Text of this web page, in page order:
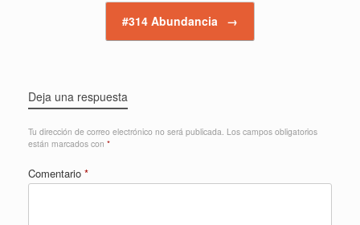
#314 Abundancia →
Deja una respuesta
Tu dirección de correo electrónico no será publicada. Los campos obligatorios
están marcados con *
Comentario *